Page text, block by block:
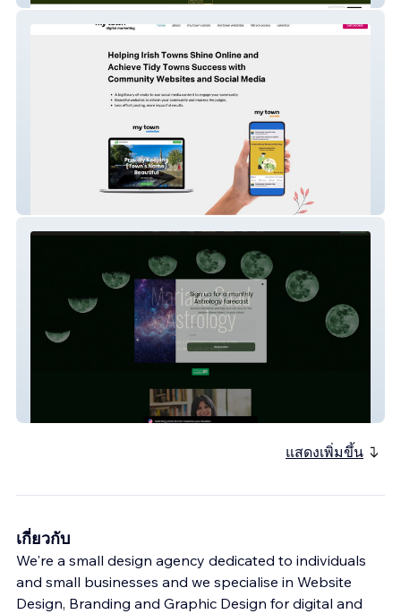
แสดงเพิ่มขึ้น
เกี่ยวกับ
We're a small design agency dedicated to individuals
and small businesses and we specialise in Website
Design, Branding and Graphic Design for digital and